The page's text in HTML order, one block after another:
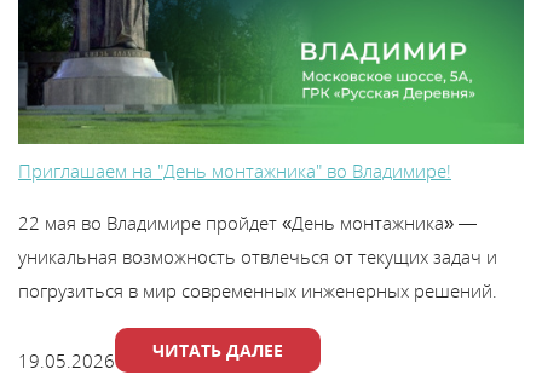
Приглашаем на "День монтажника" во Владимире!
22 мая во Владимире пройдет «День монтажника» —
уникальная возможность отвлечься от текущих задач и
погрузиться в мир современных инженерных решений.
19.05.2026 ЧИТАТЬ ДАЛЕЕ